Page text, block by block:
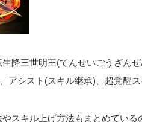
降三世明王(てんせいごうざんぜ
アシスト(スキル継承)、超覚醒ス
スキル上げ方法もまとめている